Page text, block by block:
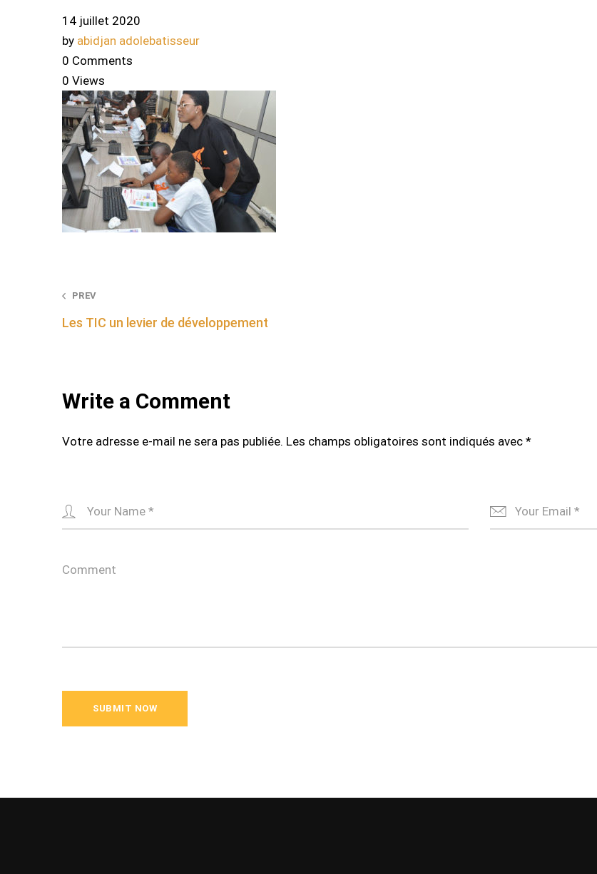
14 juillet 2020
by abidjan adolebatisseur
0 Comments
0 Views
Post
navigation
PREV
Les TIC un levier de développement
Write a Comment
Votre adresse e-mail ne sera pas publiée. Les champs obligatoires sont indiqués avec *